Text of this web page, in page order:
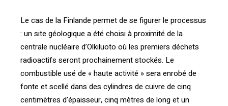
Le cas de la Finlande permet de se figurer le processus
: un site géologique a été choisi à proximité de la
centrale nucléaire d’Olkiluoto où les premiers déchets
radioactifs seront prochainement stockés. Le
combustible usé de « haute activité » sera enrobé de
fonte et scellé dans des cylindres de cuivre de cinq
centimètres d’épaisseur, cinq mètres de long et un